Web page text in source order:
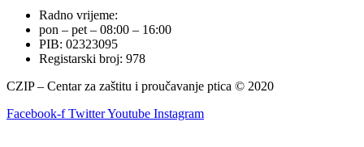
Radno vrijeme:
pon – pet – 08:00 – 16:00
PIB: 02323095
Registarski broj: 978
CZIP – Centar za zaštitu i proučavanje ptica © 2020
Facebook-f TwitterYoutube Instagram